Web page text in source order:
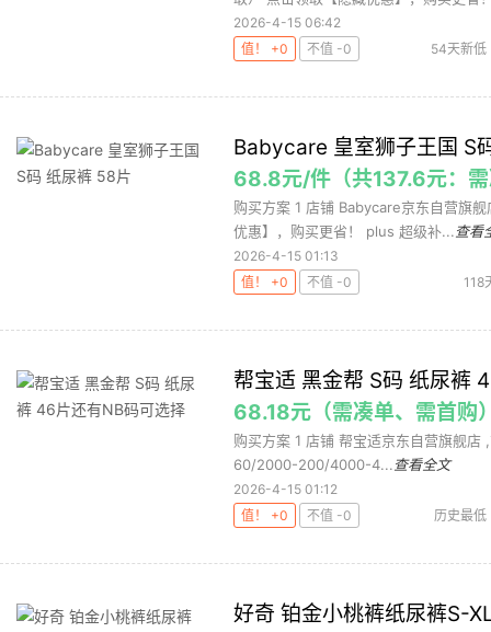
2026-4-15 06:42
值！ +0
不值 -0 54天新低
Babycare 皇室狮子王国 S
68.8元/件（共137.6元：
购买方案 1 店铺 Babycare京东自营旗
优惠】，购买更省！ plus 超级补... 查看
2026-4-15 01:13
值！ +0
不值 -0
118
帮宝适 黑金帮 S码 纸尿裤
68.18元（需凑单、需首购
购买方案 1 店铺 帮宝适京东自营旗舰
60/2000-200/4000-4... 查看全文
2026-4-15 01:12
值！ +0
不值 -0 历史最低
好奇 铂金小桃裤纸尿裤S-